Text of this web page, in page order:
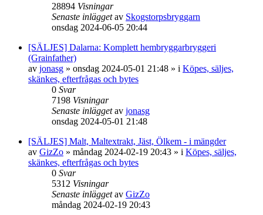
28894 Visningar
Senaste inläggetav Skogstorpsbryggarn
onsdag 2024-06-05 20:44
[SÄLJES] Dalarna: Komplett hembryggarbryggeri
(Grainfather)
av jonasg » onsdag 2024-05-01 21:48 » i Köpes, säljes,
skänkes, efterfrågas och bytes
0 Svar
7198 Visningar
Senaste inläggetav jonasg
onsdag 2024-05-01 21:48
[SÄLJES] Malt, Maltextrakt, Jäst, Ölkem - i mängder
av GizZo » måndag 2024-02-19 20:43 » i Köpes, säljes,
skänkes, efterfrågas och bytes
0 Svar
5312 Visningar
Senaste inläggetav GizZo
måndag 2024-02-19 20:43